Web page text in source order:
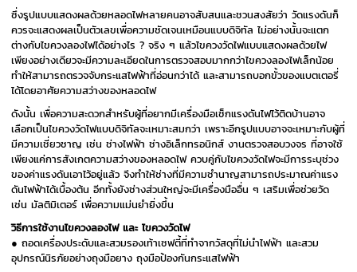
ซึ่งรูปแบบแสดงผลด้วยหลอดไฟหลายคนอาจสับสนและชวนสงสัยว่า วัดแรงดันก็
ควรจะแสดงผลเป็นตัวเลขเพื่อความชัดเจนเหมือนแบบดิจิทัล ไม่อย่างนั้นจะแตก
ต่างกับไขควงลองไฟได้อย่างไร ? จริง ๆ แล้วไขควงวัดไฟแบบแสดงผลด้วยไฟ
เพียงอย่างเดียวจะมีความละเอียดในการตรวจสอบมากกว่าไขควงลองไฟเล็กน้อย
ทำให้สามารถตรวจจับกระแสไฟฟ้าที่อ่อนกว่าได้ และสามารถบอกขั้วของแบตเตอรี่
ได้โดยอาศัยความสว่างของหลอดไฟ
ดังนั้น เพื่อความสะดวกสำหรับผู้ที่อยากมีเครื่องมือเช็กแรงดันไฟไว้ติดบ้านอาจ
เลือกเป็นไขควงวัดไฟแบบดิจิทัลจะเหมาะสมกว่า เพราะอีกรูปแบบอาจจะเหมาะกับผู้ที่
มีความเชี่ยวชาญ เช่น ช่างไฟฟ้า ช่างอิเล็กทรอนิกส์ งานตรวจสอบวงจร ที่อาจใช้
เพียงแค่การสังเกตความสว่างของหลอดไฟ ควบคู่กับไขควงวัดไฟจะมีการระบุช่วง
ของค่าแรงดันเอาไว้อยู่แล้ว จึงทำให้ช่างที่มีความชำนาญสามารถประมาณค่าแรง
ดันไฟฟ้าได้เบื้องต้น อีกทั้งยังช่างส่วนใหญ่จะมีเครื่องมืออื่น ๆ เสริมเพื่อช่วยวัด
เช่น มัลติมิเตอร์ เพื่อความแม่นยำยิ่งขึ้น
วิธีการใช้งานไขควงลองไฟ และ ไขควงวัดไฟ
● ถอดเครื่องประดับและสวมรองเท้าเซฟตี้ที่ทำจากวัสดุที่ไม่นำไฟฟ้า และสวม
อุปกรณ์นิรภัยอย่างถุงมือยาง ถุงมือป้องกันกระแสไฟฟ้า